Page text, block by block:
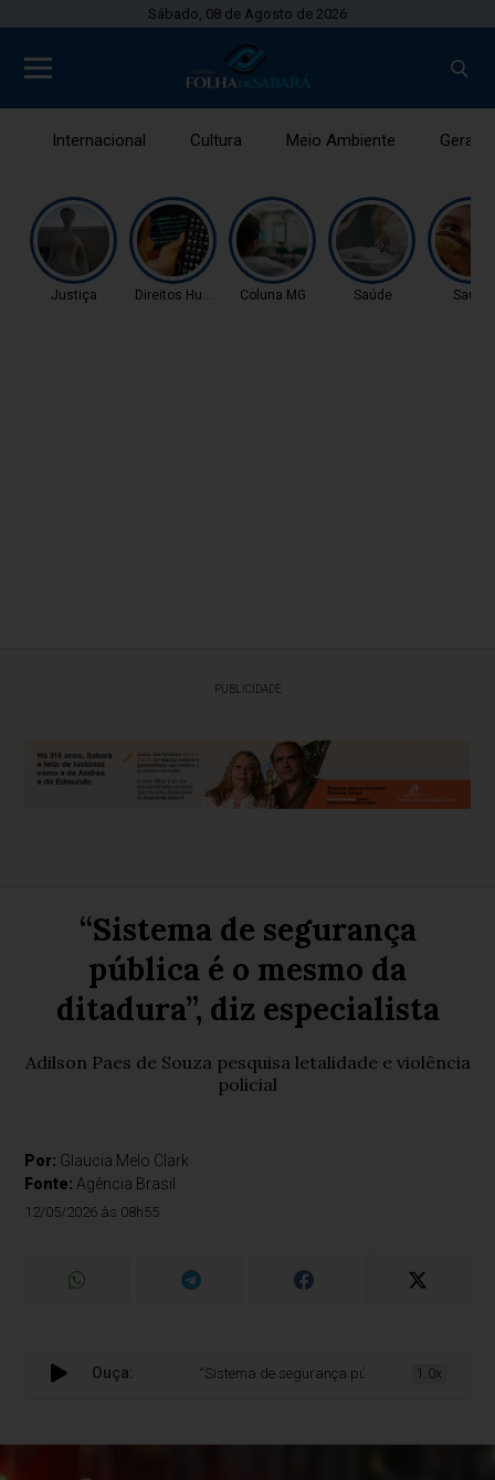
Sábado, 08 de Agosto de 2026
Internacional Cultura Meio Ambiente Gerais
Justiça Direitos HumanosColuna MG Saúde Saúde
PUBLICIDADE
“Sistema de segurança
pública é o mesmo da
ditadura”, diz especialista
Adilson Paes de Souza pesquisa letalidade e violência
policial
Por: Glaucia Melo Clark
Fonte: Agência Brasil
12/05/2026 às 08h55
Ouça: “Sistema de segurança pública é o mesmo da
1.0x